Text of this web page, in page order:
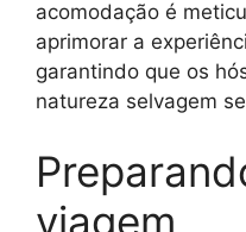
acomodação é
aprimorar a
garantindo que os
natureza selvagem
viagem